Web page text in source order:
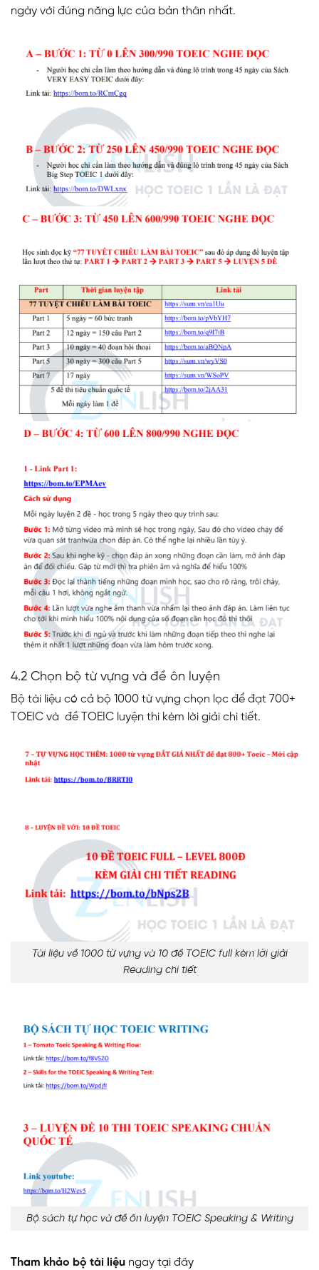
ngày với đúng năng lực của bản thân nhất.
4.2 Chọn bộ từ vựng và đề ôn luyện
Bộ tài liệu có cả bộ 1000 từ vựng chọn lọc để đạt 700+
TOEIC và đề TOEIC luyện thi kèm lời giải chi tiết.
Tài liệu về 1000 từ vựng và 10 đề TOEIC full kèm lời giải
Reading chi tiết
Bộ sách tự học và đề ôn luyện TOEIC Speaking & Writing
Tham khảo bộ tài liệu ngay tại đây